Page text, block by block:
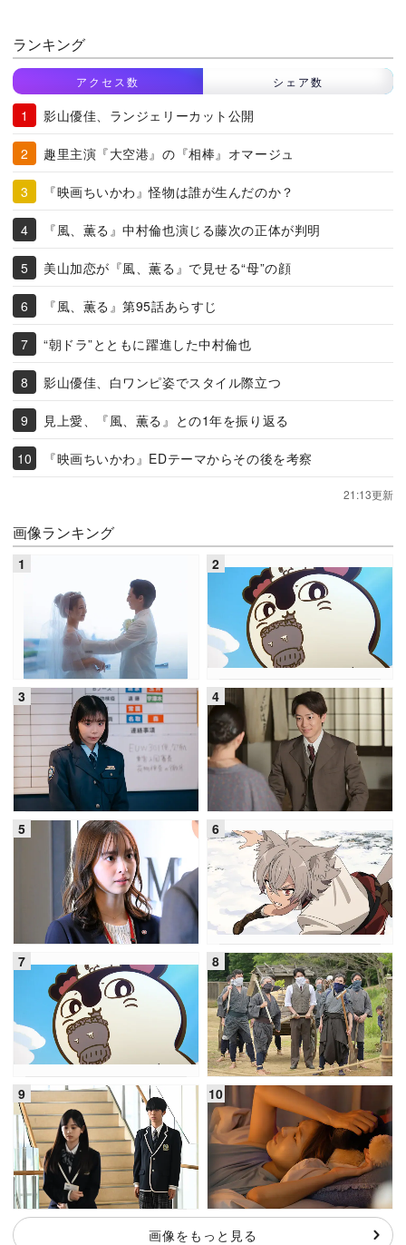
ランキング
アクセス数 シェア数
影山優佳、ランジェリーカット公開
趣里主演『大空港』の『相棒』オマージュ
『映画ちいかわ』怪物は誰が生んだのか？
『風、薫る』中村倫也演じる藤次の正体が判明
美山加恋が『風、薫る』で見せる“母”の顔
『風、薫る』第95話あらすじ
“朝ドラ”とともに躍進した中村倫也
影山優佳、白ワンピ姿でスタイル際立つ
見上愛、『風、薫る』との1年を振り返る
『映画ちいかわ』EDテーマからその後を考察
21:13更新
画像ランキング
画像をもっと見る